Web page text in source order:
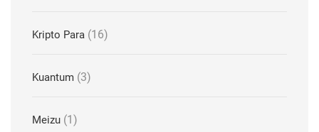
Kripto Para (16)
Kuantum (3)
Meizu (1)